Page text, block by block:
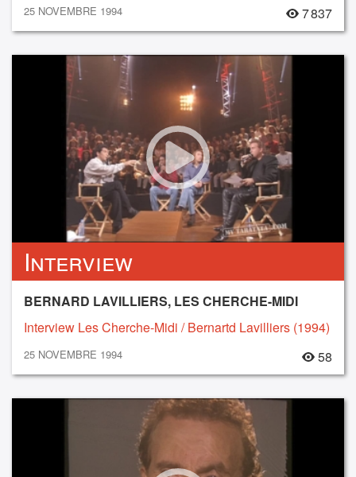
25 NOVEMBRE 1994 7 837
Interview
BERNARD LAVILLIERS, LES CHERCHE-MIDI
Interview Les Cherche-Midi / Bernartd Lavilliers (1994)
25 NOVEMBRE 1994 58